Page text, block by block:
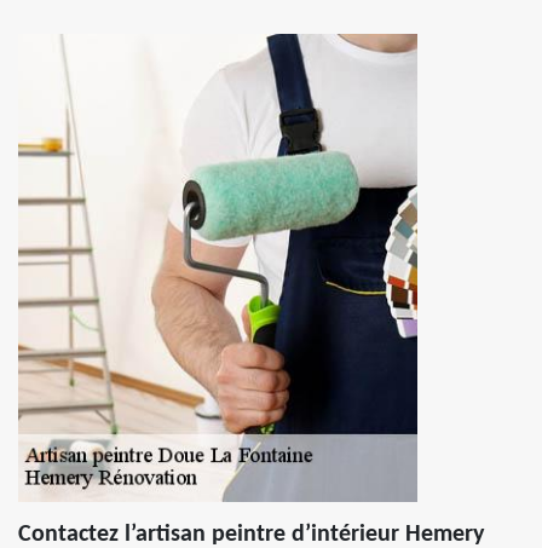
Contactez l’artisan peintre d’intérieur Hemery